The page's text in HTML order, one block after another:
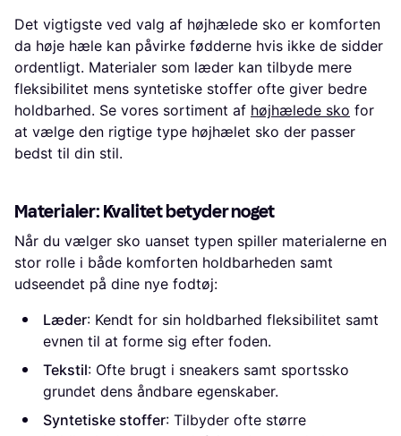
Det vigtigste ved valg af højhælede sko er komforten
da høje hæle kan påvirke fødderne hvis ikke de sidder
ordentligt. Materialer som læder kan tilbyde mere
fleksibilitet mens syntetiske stoffer ofte giver bedre
holdbarhed. Se vores sortiment af højhælede sko for
at vælge den rigtige type højhælet sko der passer
bedst til din stil.
Materialer: Kvalitet betyder noget
Når du vælger sko uanset typen spiller materialerne en
stor rolle i både komforten holdbarheden samt
udseendet på dine nye fodtøj:
Læder: Kendt for sin holdbarhed fleksibilitet samt
evnen til at forme sig efter foden.
Tekstil: Ofte brugt i sneakers samt sportssko
grundet dens åndbare egenskaber.
Syntetiske stoffer: Tilbyder ofte større